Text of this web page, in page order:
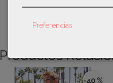
Productos
-40 %
Preferencias